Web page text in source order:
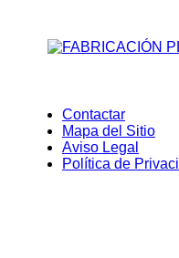
Contactar
Mapa del Sitio
Aviso Legal
Política de